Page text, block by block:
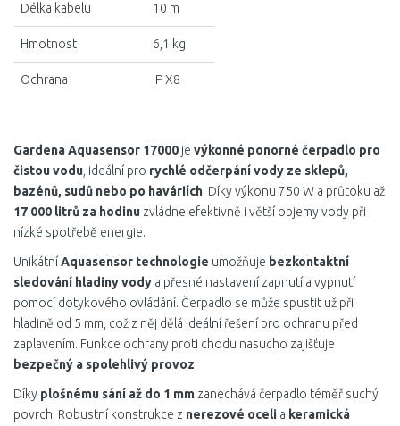
Délka kabelu 10 m
Hmotnost 6,1 kg
Ochrana IP X8
Gardena Aquasensor 17000 je výkonné ponorné čerpadlo pro
čistou vodu , ideální pro rychlé odčerpání vody ze sklepů,
bazénů, sudů nebo po haváriích. Díky výkonu 750 W a průtoku až
17 000 litrů za hodinu zvládne efektivně i větší objemy vody při
nízké spotřebě energie.
UnikátníAquasensor technologie umožňuje bezkontaktní
sledování hladiny vody a přesné nastavení zapnutí a vypnutí
pomocí dotykového ovládání. Čerpadlo se může spustit už při
hladině od 5 mm, což z něj dělá ideální řešení pro ochranu před
zaplavením. Funkce ochrany proti chodu nasucho zajišťuje
bezpečný a spolehlivý provoz.
Díky plošnému sání až do 1 mm zanechává čerpadlo téměř suchý
povrch. Robustní konstrukce z nerezové oceli a keramická